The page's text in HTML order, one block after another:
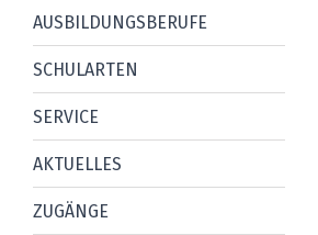
AUSBILDUNGSBERUFE
SCHULARTEN
SERVICE
AKTUELLES
ZUGÄNGE
Sonderberufsschule